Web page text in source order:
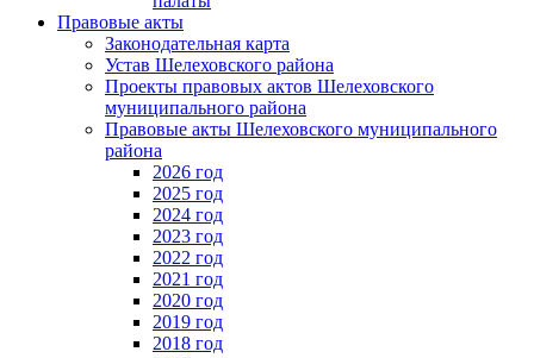
Правовые акты
Законодательная карта
Устав Шелеховского района
Проекты правовых актов Шелеховского
муниципального района
Правовые акты Шелеховского муниципального
района
2026 год
2025 год
2024 год
2023 год
2022 год
2021 год
2020 год
2019 год
2018 год